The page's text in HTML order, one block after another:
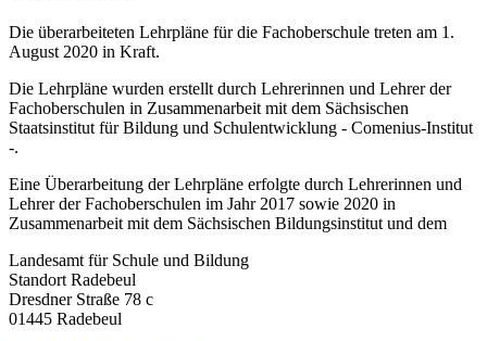
Die überarbeiteten Lehrpläne für die Fachoberschule treten am 1.
August 2020 in Kraft.
Die Lehrpläne wurden erstellt durch Lehrerinnen und Lehrer der
Fachoberschulen in Zusammenarbeit mit dem Sächsischen
Staatsinstitut für Bildung und Schulentwicklung - Comenius-Institut
-.
Eine Überarbeitung der Lehrpläne erfolgte durch Lehrerinnen und
Lehrer der Fachoberschulen im Jahr 2017 sowie 2020 in
Zusammenarbeit mit dem Sächsischen Bildungsinstitut und dem
Landesamt für Schule und Bildung
Standort Radebeul
Dresdner Straße 78 c
01445 Radebeul